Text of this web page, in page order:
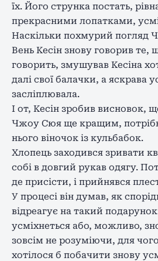
їх. Його струнка постать,
прекрасними лопатками,
Наскільки похмурий погляд
Вень Кесін знову говорив те,
говорить, змушував Кесіна
далі свої балачки, а яскрава
засліплювала.
І от, Кесін зробив висновок,
Чжоу Сюя ще кращим,
нього віночок із кульбабок.
Хлопець заходився зривати
собі в довгий рукав одягу.
де присісти, і прийнявся
У процесі він думав, як
відреагує на такий
усміхнеться або, можливо,
зовсім не розуміючи, для
хотілося б побачити знову